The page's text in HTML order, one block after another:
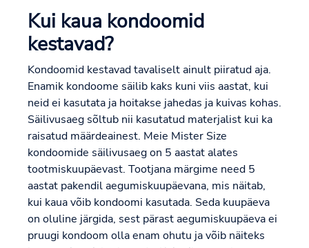
Kui kaua kondoomid
kestavad?
Kondoomid kestavad tavaliselt ainult piiratud aja.
Enamik kondoome säilib kaks kuni viis aastat, kui
neid ei kasutata ja hoitakse jahedas ja kuivas kohas.
Säilivusaeg sõltub nii kasutatud materjalist kui ka
raisatud määrdeainest. Meie Mister Size
kondoomide säilivusaeg on 5 aastat alates
tootmiskuupäevast. Tootjana märgime need 5
aastat pakendil aegumiskuupäevana, mis näitab,
kui kaua võib kondoomi kasutada. Seda kuupäeva
on oluline järgida, sest pärast aegumiskuupäeva ei
pruugi kondoom olla enam ohutu ja võib näiteks